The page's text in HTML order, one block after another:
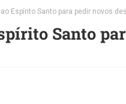
ao Espírito Santo para pedir novos
Santo